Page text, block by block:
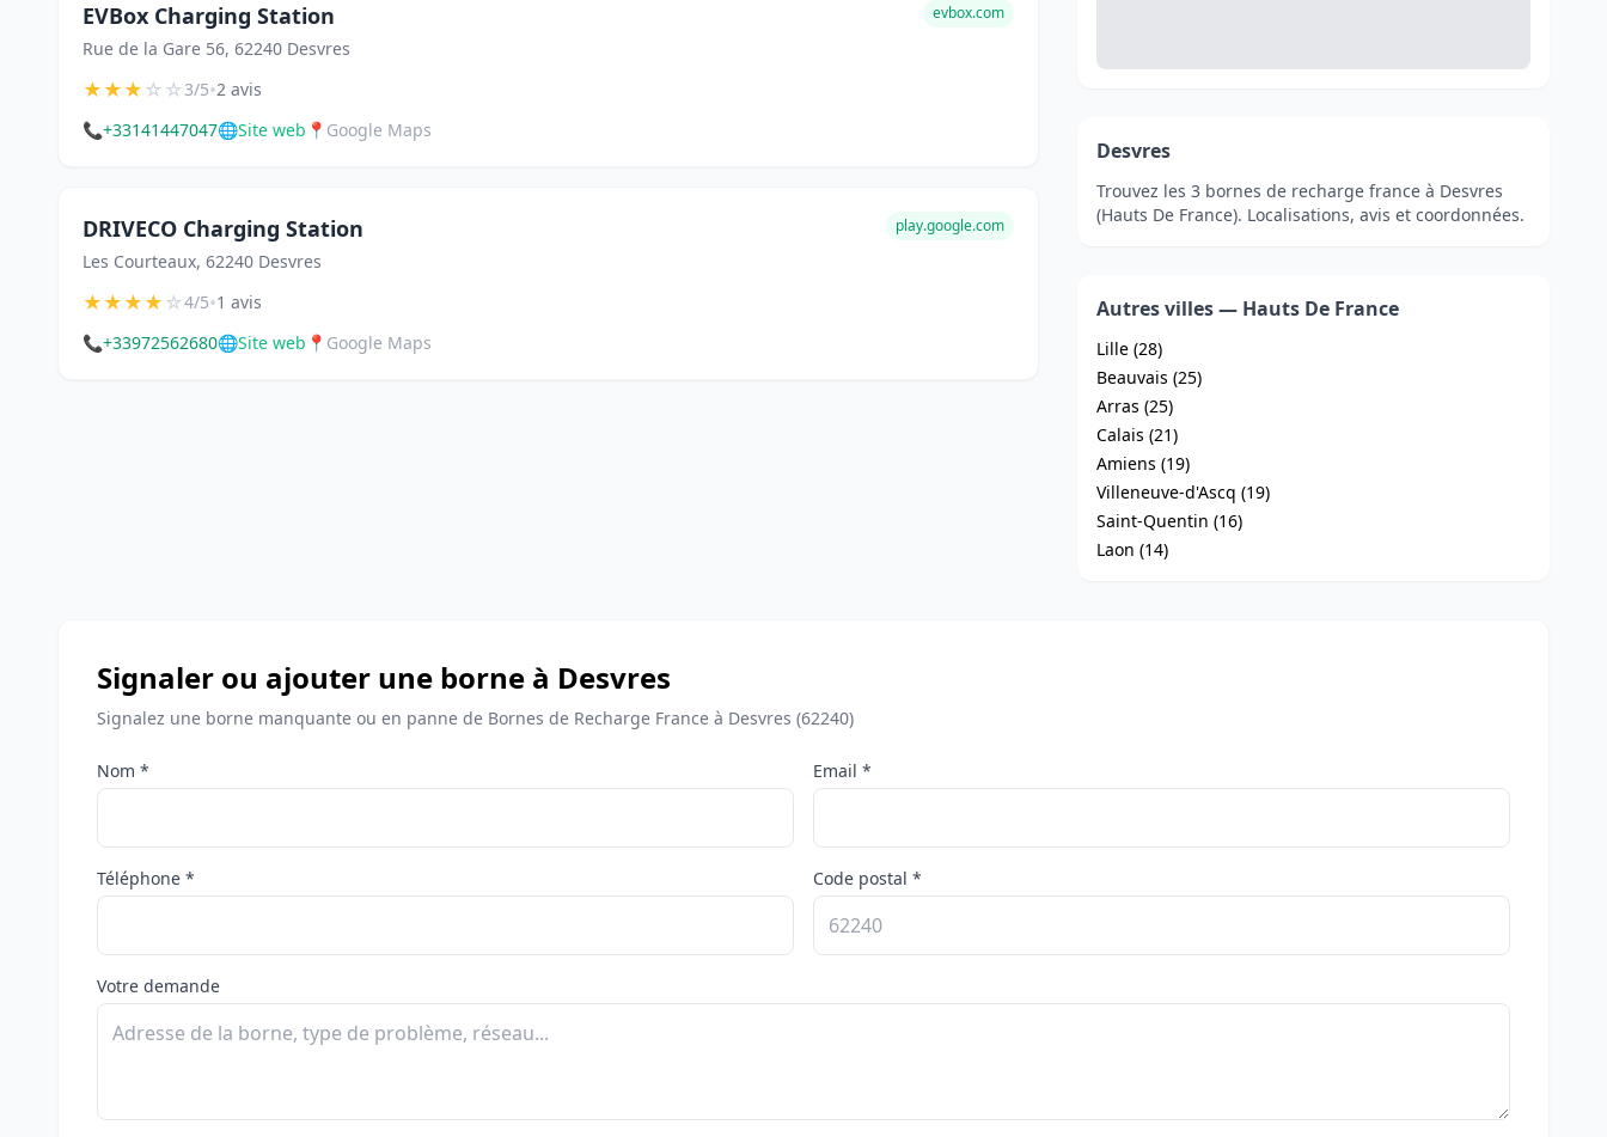
EVBox Charging Station
Rue de la Gare 56, 62240 Desvres
evbox.com
★★★☆☆3/5•2 avis
📞+33141447047🌐Site web 📍 Google Maps
DRIVECO Charging Station
Les Courteaux, 62240 Desvres
play.google.com
★★★★☆4/5•1 avis
📞+33972562680🌐Site web 📍 Google Maps
Desvres
Trouvez les 3 bornes de recharge france à Desvres
(Hauts De France). Localisations, avis et coordonnées.
Autres villes — Hauts De France
Lille (28)
Beauvais (25)
Arras (25)
Calais (21)
Amiens (19)
Villeneuve-d'Ascq (19)
Saint-Quentin (16)
Laon (14)
Signaler ou ajouter une borne à Desvres
Signalez une borne manquante ou en panne de Bornes de Recharge France à Desvres (62240)
Nom * Email *
Téléphone * Code postal *
Votre demande